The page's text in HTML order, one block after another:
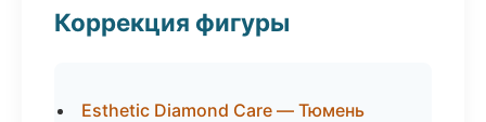
Коррекция фигуры
Esthetic Diamond Care — Тюмень